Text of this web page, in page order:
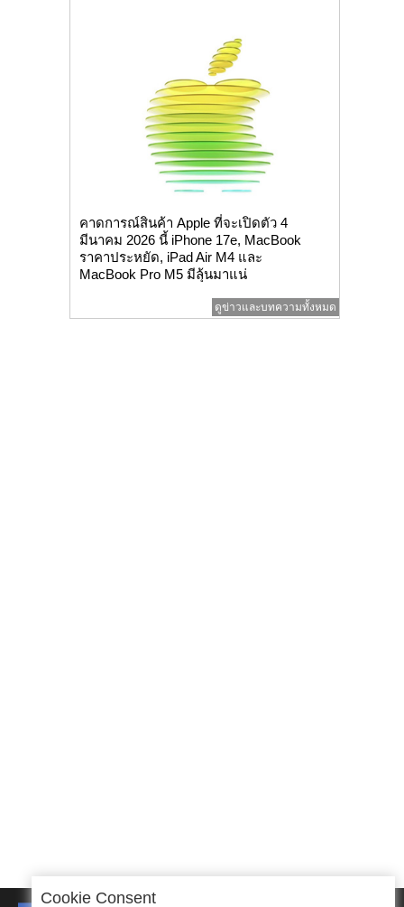
คาดการณ์สินค้า Apple ที่จะเปิดตัว 4
มีนาคม 2026 นี้ iPhone 17e, MacBook
ราคาประหยัด, iPad Air M4 และ
MacBook Pro M5 มีลุ้นมาแน่
ดูข่าวและบทความทั้งหมด
Cookie Consent